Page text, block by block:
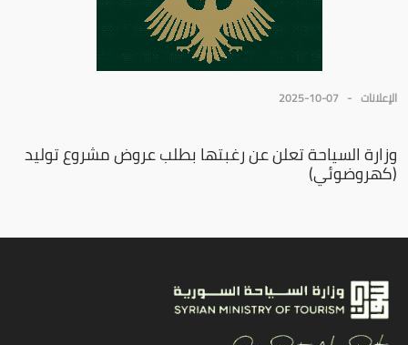
الإعلانات 2025-10-07
وزارة السياحة تعلن عن رغبتها بطلب عروض مشروع توليد
(كهروضوئي)